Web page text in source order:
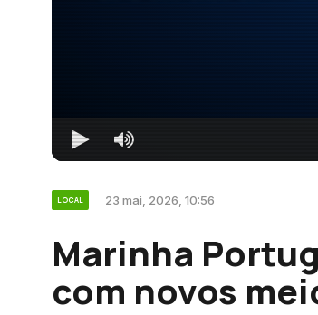
LOCAL 23 mai, 2026, 10:56
Marinha
com novos